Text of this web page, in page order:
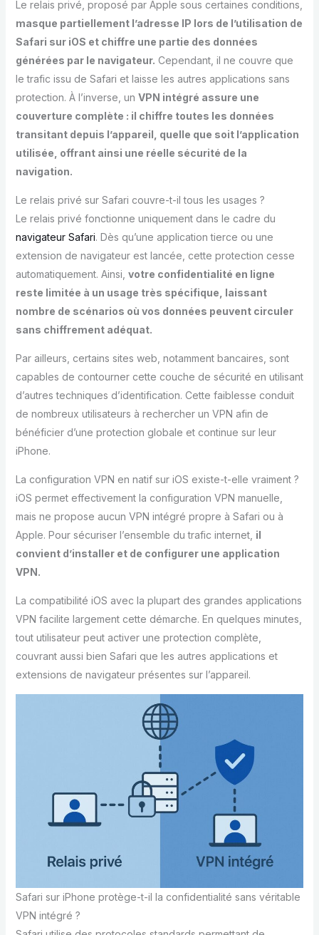
Le relais privé, proposé par Apple sous certaines conditions,
masque partiellement l’adresse IP lors de l’utilisation de
Safari sur iOS et chiffre une partie des données
générées par le navigateur. Cependant, il ne couvre que
le trafic issu de Safari et laisse les autres applications sans
protection. À l’inverse, un VPN intégré assure une
couverture complète : il chiffre toutes les données
transitant depuis l’appareil, quelle que soit l’application
utilisée, offrant ainsi une réelle sécurité de la
navigation.
Le relais privé sur Safari couvre-t-il tous les usages ?
Le relais privé fonctionne uniquement dans le cadre du
navigateur Safari. Dès qu’une application tierce ou une
extension de navigateur est lancée, cette protection cesse
automatiquement. Ainsi, votre confidentialité en ligne
reste limitée à un usage très spécifique, laissant
nombre de scénarios où vos données peuvent circuler
sans chiffrement adéquat.
Par ailleurs, certains sites web, notamment bancaires, sont
capables de contourner cette couche de sécurité en utilisant
d’autres techniques d’identification. Cette faiblesse conduit
de nombreux utilisateurs à rechercher un VPN afin de
bénéficier d’une protection globale et continue sur leur
iPhone.
La configuration VPN en natif sur iOS existe-t-elle vraiment ?
iOS permet effectivement la configuration VPN manuelle,
mais ne propose aucun VPN intégré propre à Safari ou à
Apple. Pour sécuriser l’ensemble du trafic internet, il
convient d’installer et de configurer une application
VPN.
La compatibilité iOS avec la plupart des grandes applications
VPN facilite largement cette démarche. En quelques minutes,
tout utilisateur peut activer une protection complète,
couvrant aussi bien Safari que les autres applications et
extensions de navigateur présentes sur l’appareil.
Safari sur iPhone protège-t-il la confidentialité sans véritable
VPN intégré ?